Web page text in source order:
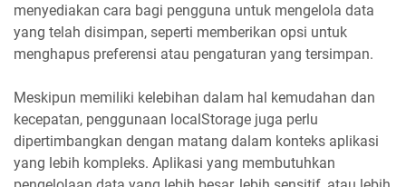
menyediakan cara bagi pengguna untuk mengelola data
yang telah disimpan, seperti memberikan opsi untuk
menghapus preferensi atau pengaturan yang tersimpan.
Meskipun memiliki kelebihan dalam hal kemudahan dan
kecepatan, penggunaan localStorage juga perlu
dipertimbangkan dengan matang dalam konteks aplikasi
yang lebih kompleks. Aplikasi yang membutuhkan